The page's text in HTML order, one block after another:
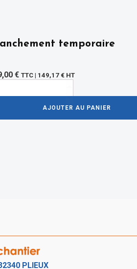
temporaire
€ TTC | 149,17 € HT
AJOUTER AU PANIER
PLIEUX